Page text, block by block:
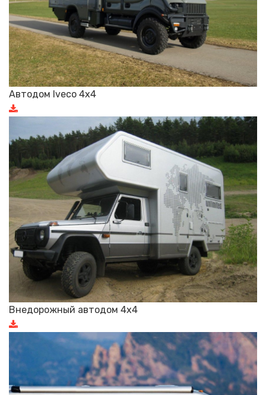
Автодом Iveco 4x4
Внедорожный автодом 4х4